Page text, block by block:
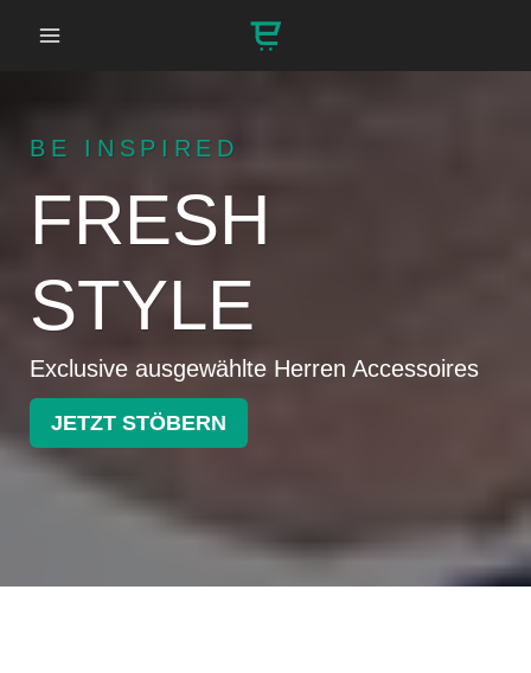
Inhalt
BE INSPIRED
FRESH
STYLE
Exclusive ausgewählte Herren Accessoires
JETZT STÖBERN